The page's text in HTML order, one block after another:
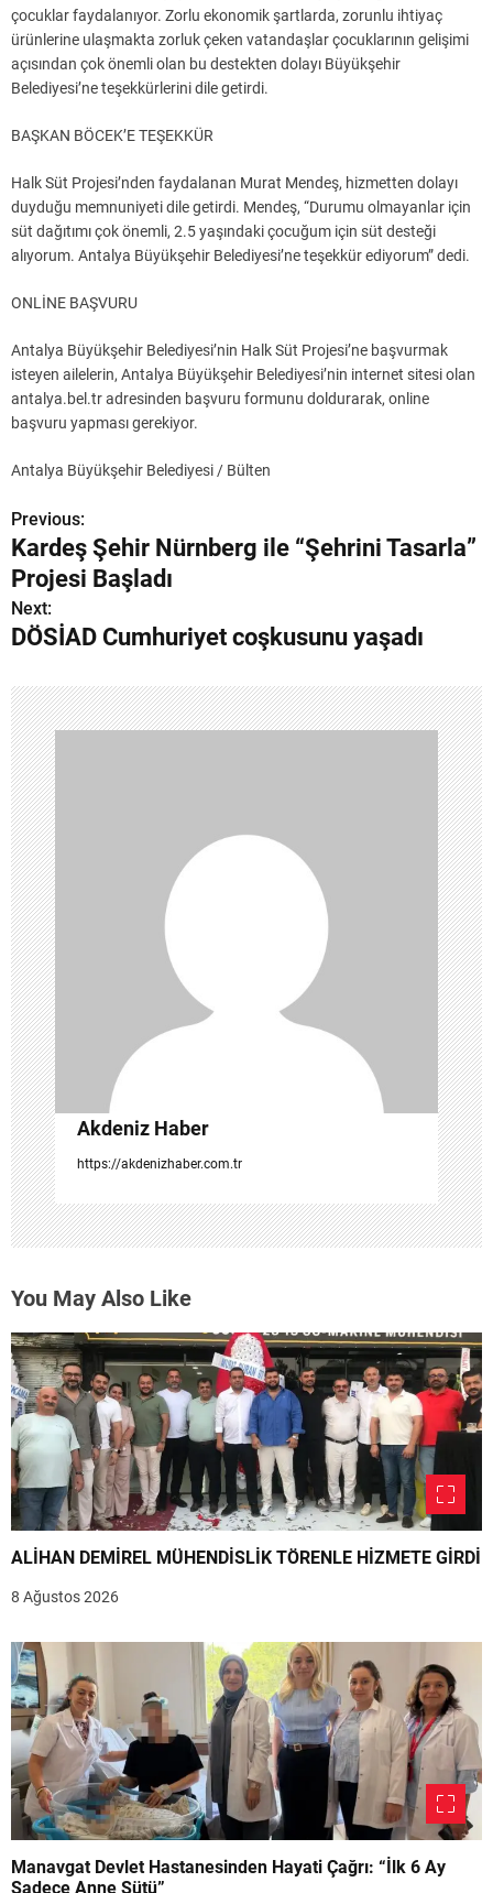
çocuklar faydalanıyor. Zorlu ekonomik şartlarda, zorunlu ihtiyaç
ürünlerine ulaşmakta zorluk çeken vatandaşlar çocuklarının gelişimi
açısından çok önemli olan bu destekten dolayı Büyükşehir
Belediyesi’ne teşekkürlerini dile getirdi.
BAŞKAN BÖCEK’E TEŞEKKÜR
Halk Süt Projesi’nden faydalanan Murat Mendeş, hizmetten dolayı
duyduğu memnuniyeti dile getirdi. Mendeş, “Durumu olmayanlar için
süt dağıtımı çok önemli, 2.5 yaşındaki çocuğum için süt desteği
alıyorum. Antalya Büyükşehir Belediyesi’ne teşekkür ediyorum” dedi.
ONLİNE BAŞVURU
Antalya Büyükşehir Belediyesi’nin Halk Süt Projesi’ne başvurmak
isteyen ailelerin, Antalya Büyükşehir Belediyesi’nin internet sitesi olan
antalya.bel.tr adresinden başvuru formunu doldurarak, online
başvuru yapması gerekiyor.
Antalya Büyükşehir Belediyesi / Bülten
Y
a
z
ı
g
e
z
i
n
m
e
s
i
Previous:
Kardeş Şehir Nürnberg ile “Şehrini Tasarla”
Projesi Başladı
Next:
DÖSİAD Cumhuriyet coşkusunu yaşadı
Akdeniz Haber
https://akdenizhaber.com.tr
You May Also Like
ALİHAN DEMİREL MÜHENDİSLİK TÖRENLE HİZMETE GİRDİ
8 Ağustos 2026
Manavgat Devlet Hastanesinden Hayati Çağrı: “İlk 6 Ay
Sadece Anne Sütü”